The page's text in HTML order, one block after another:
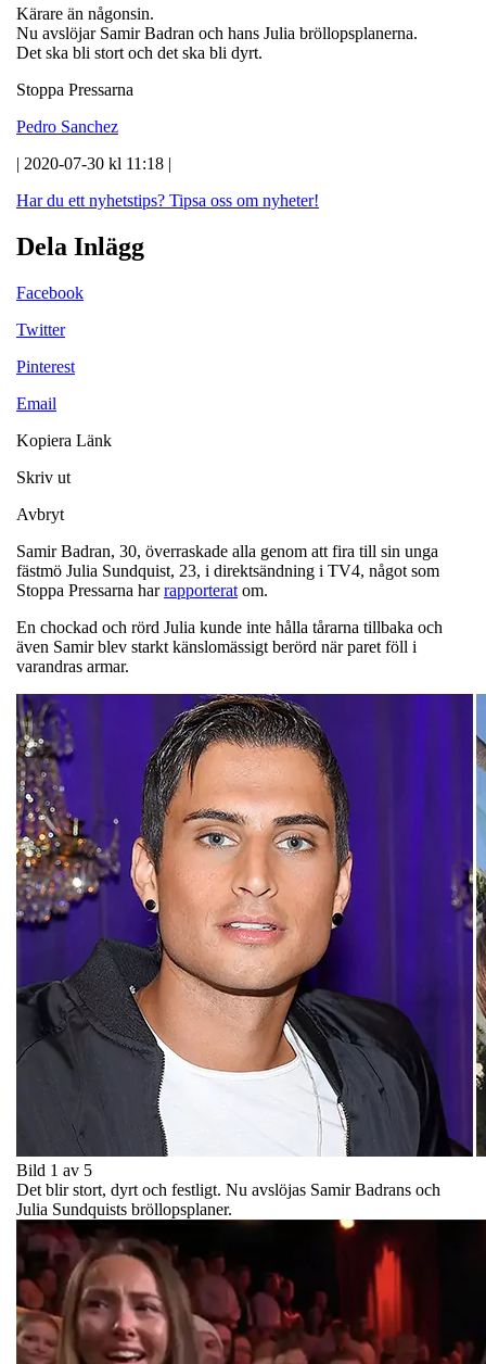
Kärare än någonsin.
Nu avslöjar Samir Badran och hans Julia bröllopsplanerna.
Det ska bli stort och det ska bli dyrt.
Stoppa Pressarna
Pedro Sanchez
| 2020-07-30 kl 11:18 |
Har du ett nyhetstips? Tipsa oss om nyheter!
Dela Inlägg
Facebook
Twitter
Pinterest
Email
Kopiera Länk
Skriv ut
Avbryt
Samir Badran, 30, överraskade alla genom att fira till sin unga
fästmö Julia Sundquist, 23, i direktsändning i TV4, något som
Stoppa Pressarna harrapporterat om.
En chockad och rörd Julia kunde inte hålla tårarna tillbaka och
även Samir blev starkt känslomässigt berörd när paret föll i
varandras armar.
Bild 1 av 5
Det blir stort, dyrt och festligt. Nu avslöjas Samir Badrans och
Julia Sundquists bröllopsplaner.